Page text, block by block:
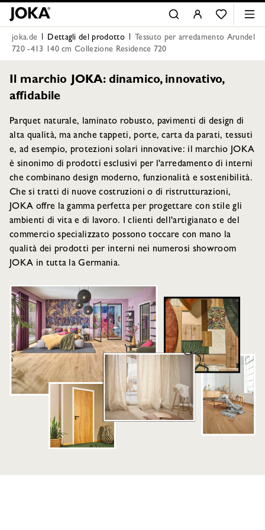
joka.de Dettagli del prodotto
Tessuto per arredamento Arundel
720 -413 140 cm Collezione Residence 720
Il marchio JOKA: dinamico, innovativo,
affidabile
Parquet naturale, laminato robusto, pavimenti di design di
alta qualità, ma anche tappeti, porte, carta da parati, tessuti
e, ad esempio, protezioni solari innovative: il marchio JOKA
è sinonimo di prodotti esclusivi per l'arredamento di interni
che combinano design moderno, funzionalità e sostenibilità.
Che si tratti di nuove costruzioni o di ristrutturazioni,
JOKA offre la gamma perfetta per progettare con stile gli
ambienti di vita e di lavoro. I clienti dell'artigianato e del
commercio specializzato possono toccare con mano la
qualità dei prodotti per interni nei numerosi showroom
JOKA in tutta la Germania.